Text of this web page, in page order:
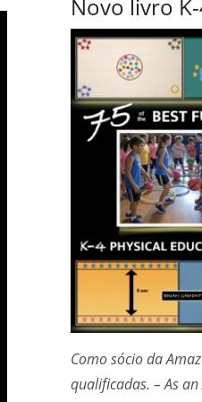
Novo livro
Como sócio da
qualificadas. – As